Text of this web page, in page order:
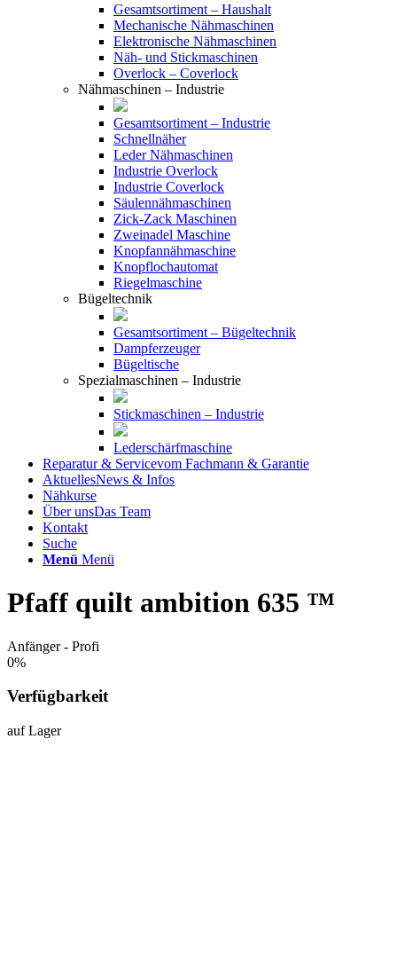
Gesamtsortiment – Haushalt
Mechanische Nähmaschinen
Elektronische Nähmaschinen
Näh- und Stickmaschinen
Overlock – Coverlock
Nähmaschinen – Industrie
Gesamtsortiment – Industrie
Schnellnäher
Leder Nähmaschinen
Industrie Overlock
Industrie Coverlock
Säulennähmaschinen
Zick-Zack Maschinen
Zweinadel Maschine
Knopfannähmaschine
Knopflochautomat
Riegelmaschine
Bügeltechnik
Gesamtsortiment – Bügeltechnik
Dampferzeuger
Bügeltische
Spezialmaschinen – Industrie
Stickmaschinen – Industrie
Lederschärfmaschine
Reparatur & Servicevom Fachmann & Garantie
AktuellesNews & Infos
Nähkurse
Über unsDas Team
Kontakt
Suche
Menü Menü
Pfaff quilt ambition 635 ™
Anfänger - Profi
0%
Verfügbarkeit
auf Lager